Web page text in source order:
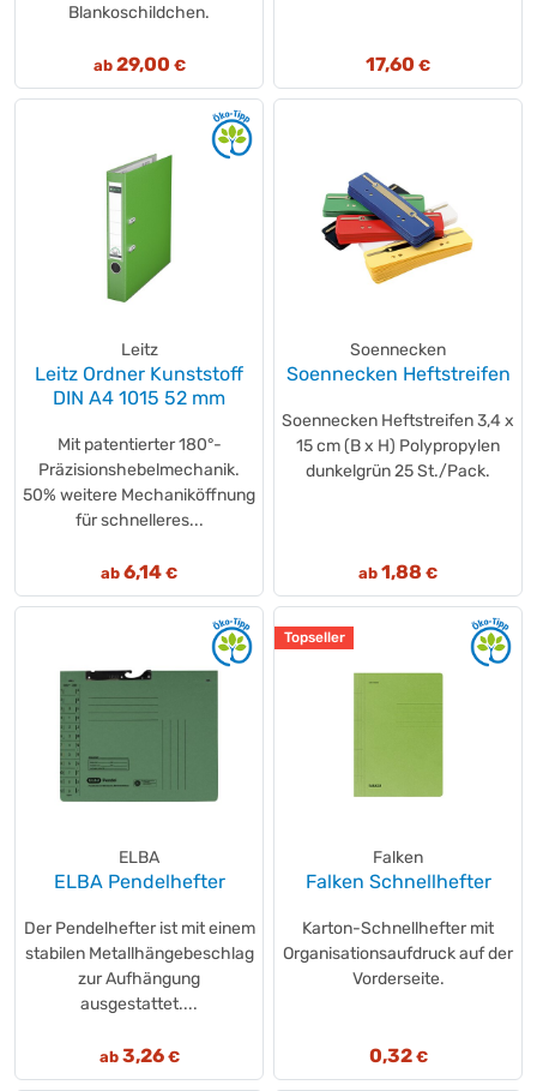
Blankoschildchen.
ab 29,00 € 17,60 €
Leitz
Leitz Ordner Kunststoff
DIN A4 1015 52 mm
Mit patentierter 180°-
Präzisionshebelmechanik.
50% weitere Mechaniköffnung
für schnelleres...
ab 6,14 €
Soennecken
Soennecken Heftstreifen
Soennecken Heftstreifen 3,4 x
15 cm (B x H) Polypropylen
dunkelgrün 25 St./Pack.
ab 1,88 €
ELBA
ELBA Pendelhefter
Der Pendelhefter ist mit einem
stabilen Metallhängebeschlag
zur Aufhängung
ausgestattet....
ab 3,26€
Topseller
Falken
Falken Schnellhefter
Karton-Schnellhefter mit
Organisationsaufdruck auf der
Vorderseite.
0,32€